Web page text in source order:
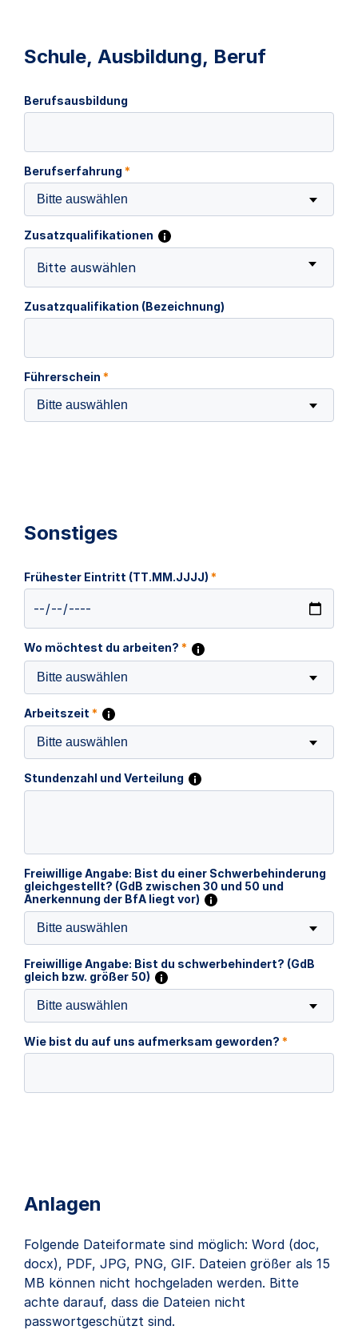
Schule, Ausbildung, Beruf
Berufsausbildung
Berufserfahrung *
Bitte auswählen
Zusatzqualifikationen
Bitte auswählen
Zusatzqualifikation (Bezeichnung)
Führerschein *
Bitte auswählen
Sonstiges
Frühester Eintritt (TT.MM.JJJJ) *
Wo möchtest du arbeiten? *
Bitte auswählen
Arbeitszeit *
Bitte auswählen
Stundenzahl und Verteilung
Freiwillige Angabe: Bist du einer Schwerbehinderung
gleichgestellt? (GdB zwischen 30 und 50 und
Anerkennung der BfA liegt vor)
Bitte auswählen
Freiwillige Angabe: Bist du schwerbehindert? (GdB
gleich bzw. größer 50)
Bitte auswählen
Wie bist du auf uns aufmerksam geworden? *
Anlagen
Folgende Dateiformate sind möglich: Word (doc,
docx), PDF, JPG, PNG, GIF. Dateien größer als 15
MB können nicht hochgeladen werden. Bitte
achte darauf, dass die Dateien nicht
passwortgeschützt sind.